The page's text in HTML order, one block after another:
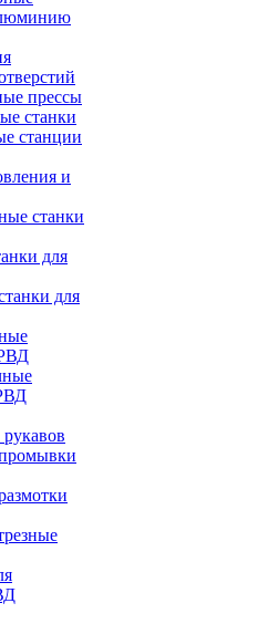
прессы
станки
станции
и
станки
для
для